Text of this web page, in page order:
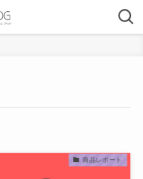
商品レポート